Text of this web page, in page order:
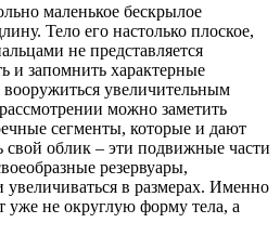
маленькое бескрылое
Тело его настолько плоское,
не представляется
и запомнить характерные
увеличительным
можно заметить
сегменты, которые и дают
свой облик – эти подвижные части
резервуары,
увеличиваться в размерах. Именно
не округлую форму тела, а